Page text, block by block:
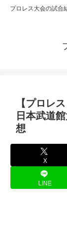
プロレス大会の試合
【プロレ
日本武道
想
X
LINE